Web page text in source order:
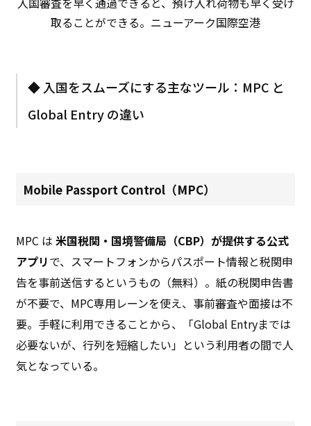
取ることができる。ニューアーク国際空港
◆ 入国をスムーズにする主なツール：MPC と
Global Entry の違い
Mobile Passport Control（MPC）
MPC は米国税関・国境警備局（CBP）が提供する公式
アプリで、スマートフォンからパスポート情報と税関申
告を事前送信するというもの（無料）。紙の税関申告書
が不要で、MPC専用レーンを使え、事前審査や面接は不
要。手軽に利用できることから、「Global Entryまでは
必要ないが、行列を短縮したい」という利用者の間で人
気となっている。